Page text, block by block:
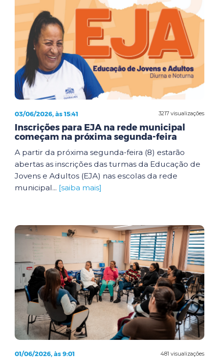
3217 visualizações
03/06/2026, às 15:41
Inscrições para EJA na rede municipal
começam na próxima segunda-feira
A partir da próxima segunda-feira (8) estarão
abertas as inscrições das turmas da Educação de
Jovens e Adultos (EJA) nas escolas da rede
municipal... [saiba mais]
481 visualizações
01/06/2026, às 9:01